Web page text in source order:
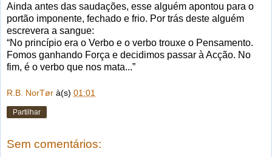
Ainda antes das saudações, esse alguém apontou para o
portão imponente, fechado e frio. Por trás deste alguém
escrevera a sangue:
“No princípio era o Verbo e o verbo trouxe o Pensamento.
Fomos ganhando Força e decidimos passar à Acção. No
fim, é o verbo que nos mata...”
R.B. NorTør à(s) 01:01
Partilhar
Sem comentários: